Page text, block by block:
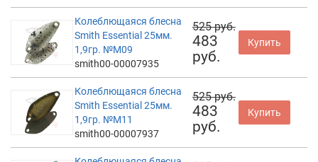
Колеблющаяся блесна
Smith Essential 25мм.
1,9гр. №M09
smith00-00007935
525 руб.
483
руб.
Купить
Колеблющаяся блесна
Smith Essential 25мм.
1,9гр. №M11
smith00-00007937
525 руб.
483
руб.
Купить